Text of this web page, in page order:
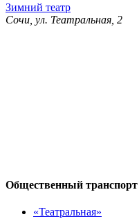
Зимний театр
Сочи, ул. Театральная, 2
Общественный транспорт
«Театральная»